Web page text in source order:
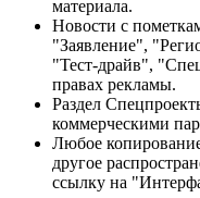
материала.
Новости с
"Заявление",
"Тест-драйв",
правах рекламы.
Раздел
коммерческими
Любое
другое
ссылку на